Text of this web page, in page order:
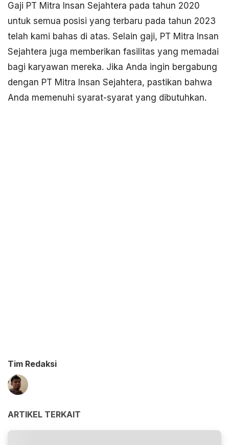
Gaji PT Mitra Insan Sejahtera pada tahun 2020
untuk semua posisi yang terbaru pada tahun 2023
telah kami bahas di atas. Selain gaji, PT Mitra Insan
Sejahtera juga memberikan fasilitas yang memadai
bagi karyawan mereka. Jika Anda ingin bergabung
dengan PT Mitra Insan Sejahtera, pastikan bahwa
Anda memenuhi syarat-syarat yang dibutuhkan.
Tim Redaksi
ARTIKEL TERKAIT